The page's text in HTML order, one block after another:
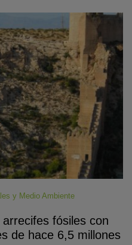
y Medio Ambiente
fósiles con
de hace 6,5 millones